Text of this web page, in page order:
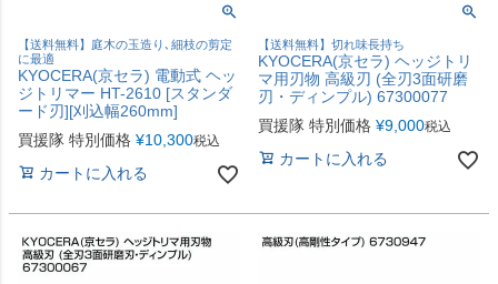
【送料無料】庭木の玉造り､細枝の剪定
に最適
KYOCERA(京セラ) 電動式 ヘッ
ジトリマー HT-2610 [スタンダ
ード刃][刈込幅260mm]
買援隊 特別価格 ¥10,300税込
カートに入れる
【送料無料】切れ味長持ち
KYOCERA(京セラ) ヘッジトリ
マ用刃物 高級刃 (全刃3面研磨
刃・ディンプル) 67300077
買援隊 特別価格 ¥9,000税込
カートに入れる